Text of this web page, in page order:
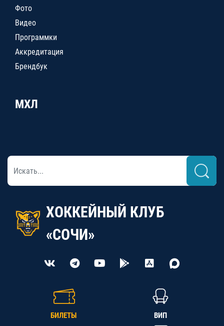
Фото
Видео
Программки
Аккредитация
Брендбук
МХЛ
ХОККЕЙНЫЙ КЛУБ
«СОЧИ»
БИЛЕТЫ ВИП